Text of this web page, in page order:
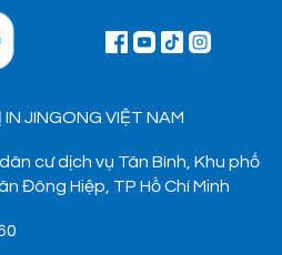
JINGONG VIỆT NAM
cư dịch vụ Tân Bình, Khu phố
Đông Hiệp, TP Hồ Chí Minh